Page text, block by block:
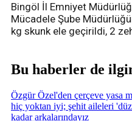
Bingöl İl Emniyet
Mücadele Şube
kg skunk ele geçirildi, 2
Bu haberler de
Özgür Özel'den çerçeve yasa
hiç yoktan iyi; şehit aileleri
kadar arkalarındayız